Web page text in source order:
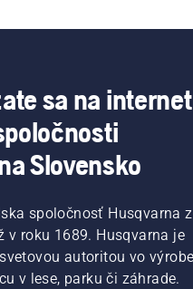
sa na
Slovensko
spoločnosť Husqvarna
v roku 1689. Husqvarna je
autoritou vo výrobe
v lese, parku či záhrade.